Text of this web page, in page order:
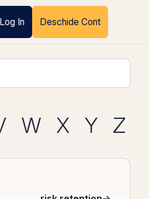
Log In Deschide Cont
W X Y Z